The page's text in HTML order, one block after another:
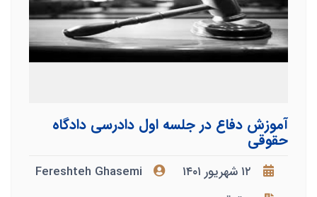
آموزش دفاع در جلسه اول دادرسی دادگاه
حقوقی
۱۲ شهریور ۱۴۰۱
Fereshteh Ghasemi